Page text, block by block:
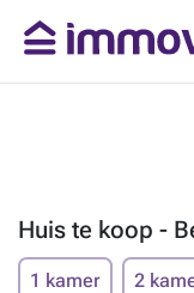
Huis te koop -
1 kamer 2